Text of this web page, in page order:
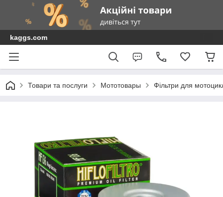
kaggs.com
Товари та послуги Мототовары Фільтри для